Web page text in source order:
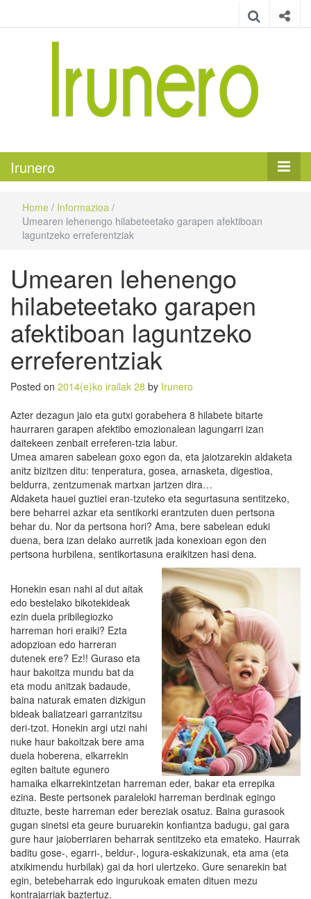
Irunero
Home / Informazioa /
Umearen lehenengo hilabeteetako garapen afektiboan
laguntzeko erreferentziak
Umearen lehenengo
hilabeteetako garapen
afektiboan laguntzeko
erreferentziak
Posted on 2014(e)ko irailak 28 by Irunero
Azter dezagun jaio eta gutxi gorabehera 8 hilabete bitarte
haurraren garapen afektibo emozionalean lagungarri izan
daitekeen zenbait erreferen-tzia labur.
Umea amaren sabelean goxo egon da, eta jaiotzarekin aldaketa
anitz bizitzen ditu: tenperatura, gosea, arnasketa, digestioa,
beldurra, zentzumenak martxan jartzen dira…
Aldaketa hauei guztiei eran-tzuteko eta segurtasuna sentitzeko,
bere beharrei azkar eta sentikorki erantzuten duen pertsona
behar du. Nor da pertsona hori? Ama, bere sabelean eduki
duena, bera izan delako aurretik jada konexioan egon den
pertsona hurbilena, sentikortasuna eraikitzen hasi dena.
Honekin esan nahi al dut aitak
edo bestelako bikotekideak
ezin duela pribilegiozko
harreman hori eraiki? Ezta
adopzioan edo harreran
dutenek ere? Ez!! Guraso eta
haur bakoitza mundu bat da
eta modu anitzak badaude,
baina naturak ematen dizkigun
bideak baliatzeari garrantzitsu
deri-tzot. Honekin argi utzi nahi
nuke haur bakoitzak bere ama
duela hoberena, elkarrekin
egiten baitute egunero
hamaika elkarrekintzetan harreman eder, bakar eta errepika
ezina. Beste pertsonek paraleloki harreman berdinak egingo
dituzte, beste harreman eder bereziak osatuz. Baina gurasook
gugan sinetsi eta geure buruarekin konfiantza badugu, gai gara
gure haur jaioberriaren beharrak sentitzeko eta emateko. Haurrak
baditu gose-, egarri-, beldur-, logura-eskakizunak, eta ama (eta
atxikimendu hurbilak) gai da hori ulertzeko. Gure senarekin bat
egin, betebeharrak edo ingurukoak ematen dituen mezu
kontrajarriak baztertuz.